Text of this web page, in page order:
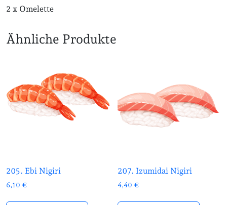
2 x Omelette
Ähnliche Produkte
205. Ebi Nigiri
6,10 €
207. Izumidai Nigiri
4,40 €